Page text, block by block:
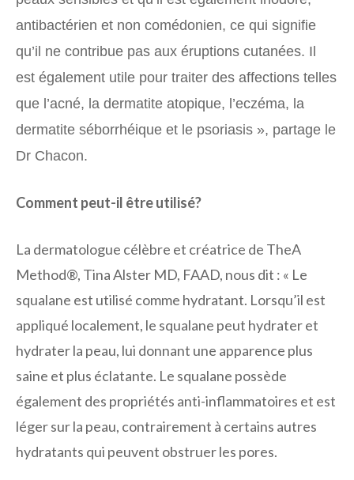
antibactérien et non comédonien, ce qui signifie
qu’il ne contribue pas aux éruptions cutanées. Il
est également utile pour traiter des affections telles
que l’acné, la dermatite atopique, l’eczéma, la
dermatite séborrhéique et le psoriasis », partage le
Dr Chacon.
Comment peut-il être utilisé?
La dermatologue célèbre et créatrice de TheA
Method®, Tina Alster MD, FAAD, nous dit : « Le
squalane est utilisé comme hydratant. Lorsqu’il est
appliqué localement, le squalane peut hydrater et
hydrater la peau, lui donnant une apparence plus
saine et plus éclatante. Le squalane possède
également des propriétés anti-inflammatoires et est
léger sur la peau, contrairement à certains autres
hydratants qui peuvent obstruer les pores.